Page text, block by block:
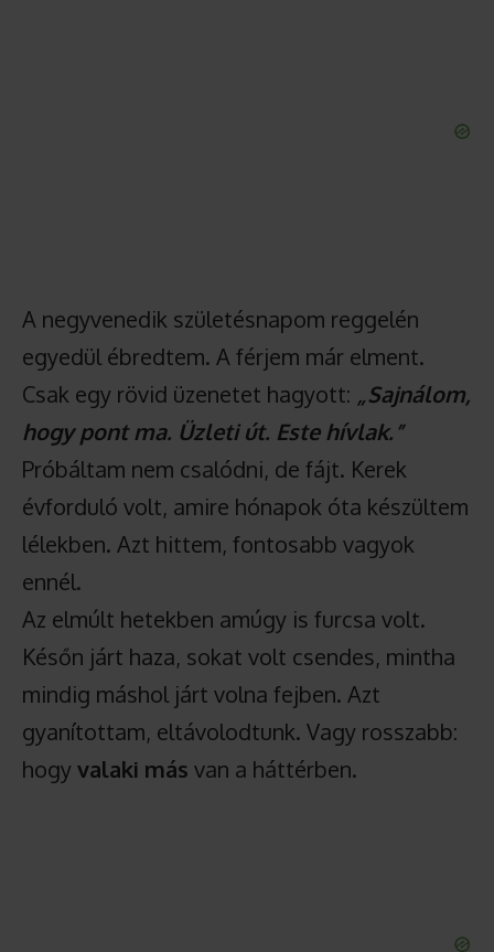
A negyvenedik születésnapom reggelén
egyedül ébredtem. A férjem már elment.
Csak egy rövid üzenetet hagyott: „Sajnálom,
hogy pont ma. Üzleti út. Este hívlak.”
Próbáltam nem csalódni, de fájt. Kerek
évforduló volt, amire hónapok óta készültem
lélekben. Azt hittem, fontosabb vagyok
ennél.
Az elmúlt hetekben amúgy is furcsa volt.
Későn járt haza, sokat volt csendes, mintha
mindig máshol járt volna fejben. Azt
gyanítottam, eltávolodtunk. Vagy rosszabb:
hogyvalaki más van a háttérben.